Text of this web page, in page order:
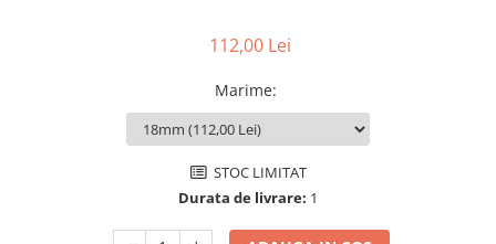
Curele Apple Watch
112,00 Lei
Marime:
STOC LIMITAT
Durata de livrare: 1